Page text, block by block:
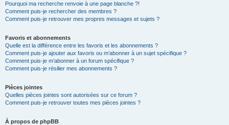
Pourquoi ma recherche renvoie à une page blanche ?!
Comment puis-je rechercher des membres ?
Comment puis-je retrouver mes propres messages et sujets ?
Favoris et abonnements
Quelle est la différence entre les favoris et les abonnements ?
Comment puis-je ajouter aux favoris ou m’abonner à un sujet spécifique ?
Comment puis-je m’abonner à un forum spécifique ?
Comment puis-je résilier mes abonnements ?
Pièces jointes
Quelles pièces jointes sont autorisées sur ce forum ?
Comment puis-je retrouver toutes mes pièces jointes ?
À propos de phpBB